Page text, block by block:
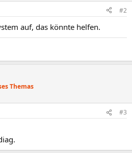
#2
auf, das könnte helfen.
Themas
#3